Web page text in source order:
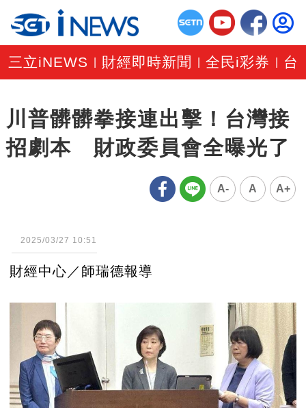
三立iNEWS 財經即時新聞 |全民i彩券 台
川普髒髒拳接連出擊！台灣接
招劇本 財政委員會全曝光了
A- A A+
2025/03/27 10:51
財經中心／師瑞德報導